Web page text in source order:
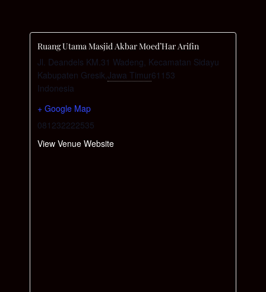
Ruang Utama Masjid Akbar Moed’Har Arifin
Jl. Deandels KM.31 Wadeng, Kecamatan Sidayu
Kabupaten Gresik Jawa Timur61153
Indonesia
+ Google Map
081232222535
View Venue Website